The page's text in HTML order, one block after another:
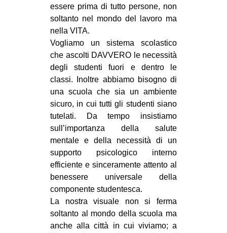
essere prima di tutto persone, non
soltanto nel mondo del lavoro ma
nella VITA.
Vogliamo un sistema scolastico
che ascolti DAVVERO le necessità
degli studenti fuori e dentro le
classi. Inoltre abbiamo bisogno di
una scuola che sia un ambiente
sicuro, in cui tutti gli studenti siano
tutelati. Da tempo insistiamo
sull’importanza della salute
mentale e della necessità di un
supporto psicologico interno
efficiente e sinceramente attento al
benessere universale della
componente studentesca.
La nostra visuale non si ferma
soltanto al mondo della scuola ma
anche alla città in cui viviamo; a